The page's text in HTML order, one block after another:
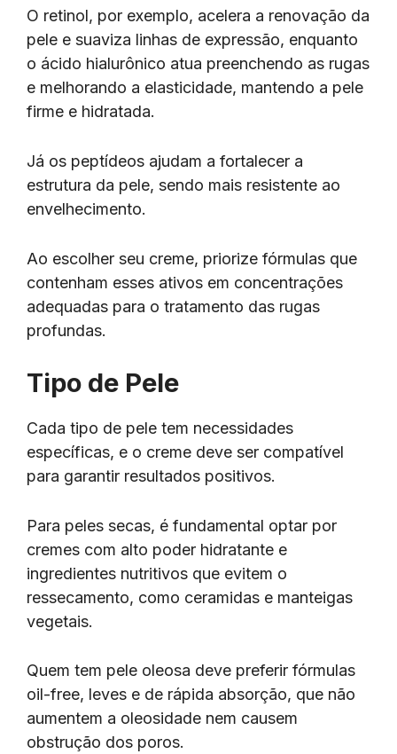
O retinol, por exemplo, acelera a renovação da
pele e suaviza linhas de expressão, enquanto
o ácido hialurônico atua preenchendo as rugas
e melhorando a elasticidade, mantendo a pele
firme e hidratada.
Já os peptídeos ajudam a fortalecer a
estrutura da pele, sendo mais resistente ao
envelhecimento.
Ao escolher seu creme, priorize fórmulas que
contenham esses ativos em concentrações
adequadas para o tratamento das rugas
profundas.
Tipo de Pele
Cada tipo de pele tem necessidades
específicas, e o creme deve ser compatível
para garantir resultados positivos.
Para peles secas, é fundamental optar por
cremes com alto poder hidratante e
ingredientes nutritivos que evitem o
ressecamento, como ceramidas e manteigas
vegetais.
Quem tem pele oleosa deve preferir fórmulas
oil-free, leves e de rápida absorção, que não
aumentem a oleosidade nem causem
obstrução dos poros.